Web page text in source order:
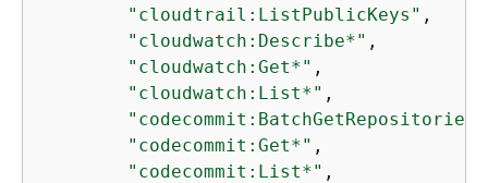
"cloudtrail:ListPublicKeys" ,
"cloudwatch:Describe*" ,
"cloudwatch:Get*" ,
"cloudwatch:List*" ,
"codecommit:BatchGetRepositories"
"codecommit:Get*" ,
"codecommit:List*" ,